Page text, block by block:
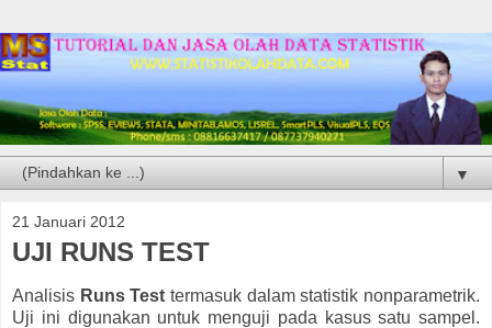
▼
21 Januari 2012
UJI RUNS TEST
Analisis Runs Test termasuk dalam statistik nonparametrik.
Uji ini digunakan untuk menguji pada kasus satu sampel.